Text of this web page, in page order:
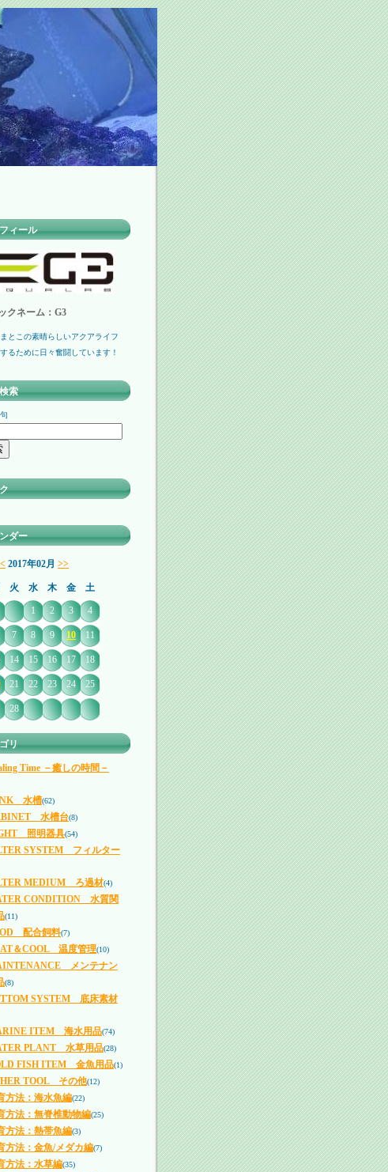
ィール
クネーム：G3
とこの素晴らしいアクアライフ
るために日々奮闘しています！
索
ダー
2017年02月 >>
火 水 木 金 土
1 2 3 4
7 8 9 10 11
14 15 16 17 18
21 22 23 24 25
28
リ
Time －癒しの時間－
水槽(62)
水槽台(8)
照明器具(54)
SYSTEM フィルター
MEDIUM ろ過材(4)
CONDITION 水質関
(11)
配合飼料(7)
＆COOL 温度管理(10)
メンテナン
(8)
SYSTEM 底床素材
ITEM 海水用品(74)
PLANT 水草用品(28)
FISH ITEM 金魚用品(1)
TOOL その他(12)
方法：海水魚編(22)
方法：無脊椎動物編(25)
方法：熱帯魚編(3)
方法：金魚/メダカ編(7)
方法：水草編(35)